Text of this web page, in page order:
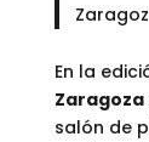
En la
Zaragoza
salón de